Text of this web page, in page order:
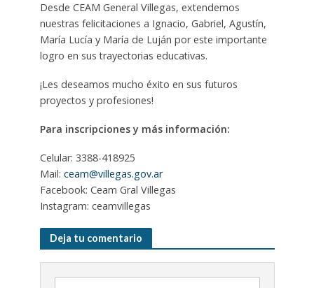
Desde CEAM General Villegas, extendemos
nuestras felicitaciones a Ignacio, Gabriel, Agustín,
María Lucía y María de Luján por este importante
logro en sus trayectorias educativas.
¡Les deseamos mucho éxito en sus futuros
proyectos y profesiones!
Para inscripciones y más información:
Celular: 3388-418925
Mail: ceam@villegas.gov.ar
Facebook: Ceam Gral Villegas
Instagram: ceamvillegas
Deja tu comentario